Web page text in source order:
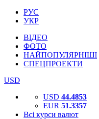
РУС
УКР
ВІДЕО
ФОТО
НАЙПОПУЛЯРНІШІ
СПЕЦПРОЕКТИ
USD
USD 44.4853
EUR 51.3357
Всі курси валют